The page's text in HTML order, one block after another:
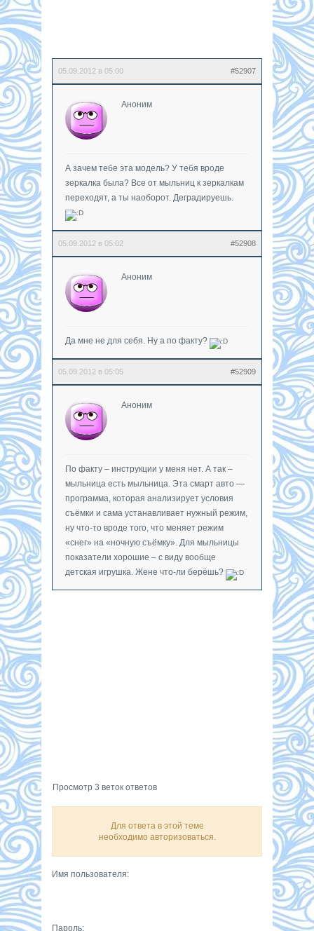
05.09.2012 в 05:00 #52907
Аноним
А зачем тебе эта модель? У тебя вроде
зеркалка была? Все от мыльниц к зеркалкам
переходят, а ты наоборот. Деградируешь.
05.09.2012 в 05:02 #52908
Аноним
Да мне не для себя. Ну а по факту?
05.09.2012 в 05:05 #52909
Аноним
По факту – инструкции у меня нет. А так –
мыльница есть мыльница. Эта смарт авто —
программа, которая анализирует условия
съёмки и сама устанавливает нужный режим,
ну что-то вроде того, что меняет режим
«снег» на «ночную съёмку». Для мыльницы
показатели хорошие – с виду вообще
детская игрушка. Жене что-ли берёшь?
Просмотр 3 веток ответов
Для ответа в этой теме
необходимо авторизоваться.
Имя пользователя:
Пароль: